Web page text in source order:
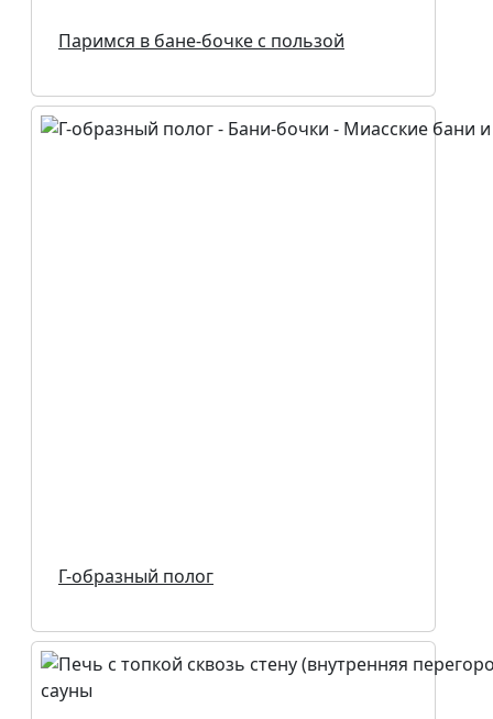
Паримся в бане-бочке с пользой
Г-образный полог